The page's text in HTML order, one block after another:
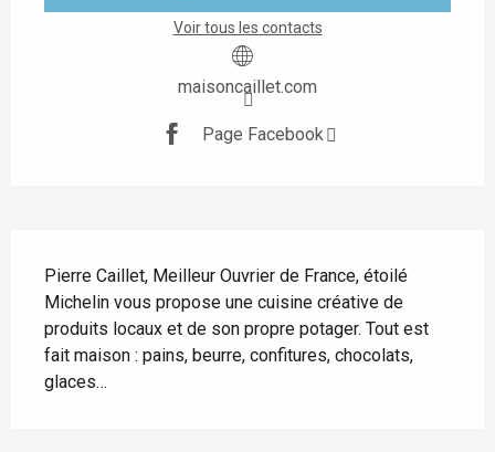
Voir tous les contacts
maisoncaillet.com
Page Facebook
Pierre Caillet, Meilleur Ouvrier de France, étoilé
Michelin vous propose une cuisine créative de
produits locaux et de son propre potager. Tout est
fait maison : pains, beurre, confitures, chocolats,
glaces…